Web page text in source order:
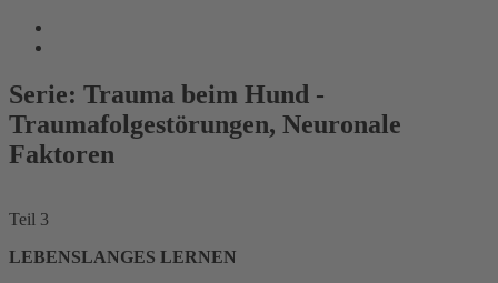
Serie: Trauma beim Hund -
Traumafolgestörungen, Neuronale
Faktoren
Teil 3
LEBENSLANGES LERNEN